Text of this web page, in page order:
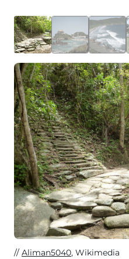
Aliman5040, Wikimedia